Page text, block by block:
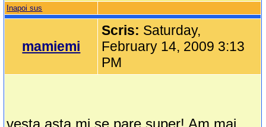
Inapoi sus
mamiemi
Scris: Saturday,
February 14, 2009 3:13
PM